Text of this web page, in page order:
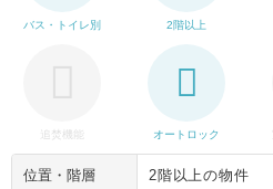
バス・トイレ別 2階以上
追焚機能 オートロック
位置・階層 2階以上の物件